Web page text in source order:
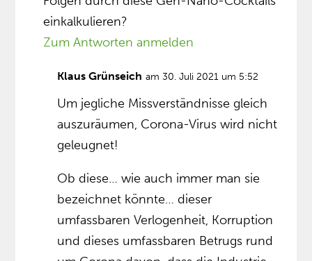
einkalkulieren?
Zum Antworten anmelden
Klaus Grünseich am 30. Juli 2021 um 5:52
Um jegliche Missverständnisse gleich
auszuräumen, Corona-Virus wird nicht
geleugnet!
Ob diese… wie auch immer man sie
bezeichnet könnte… dieser
umfassbaren Verlogenheit, Korruption
und dieses umfassbaren Betrugs rund